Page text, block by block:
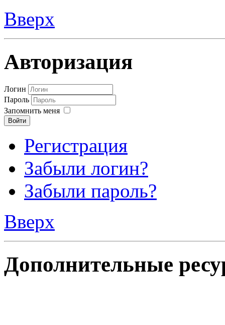
Вверх
Авторизация
Логин
Пароль
Запомнить меня
Войти
Регистрация
Забыли логин?
Забыли пароль?
Вверх
Дополнительные